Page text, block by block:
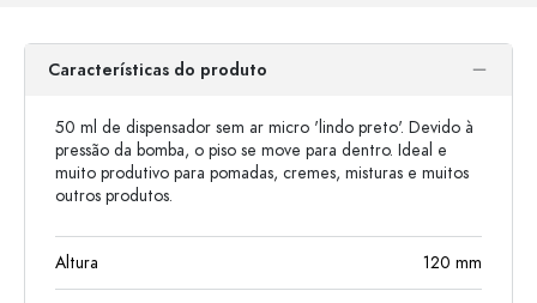
Características do produto
50 ml de dispensador sem ar micro 'lindo preto'. Devido à
pressão da bomba, o piso se move para dentro. Ideal e
muito produtivo para pomadas, cremes, misturas e muitos
outros produtos.
Altura 120 mm